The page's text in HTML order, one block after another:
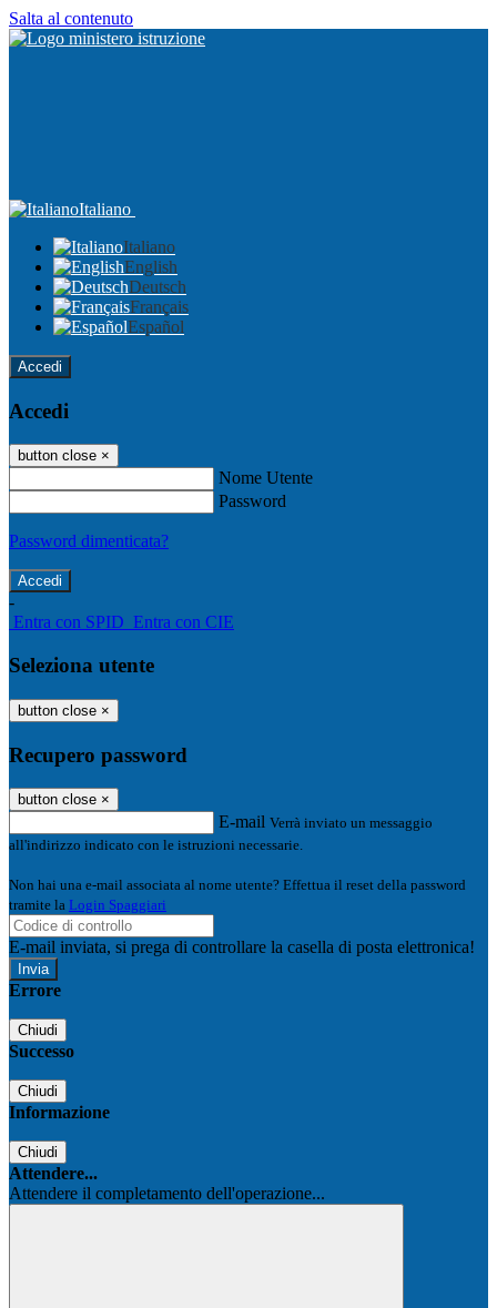
Salta al contenuto
Italiano
Italiano
English
Deutsch
Français
Español
Accedi
Accedi
button close ×
Nome Utente
Password
Password dimenticata?
-
Entra con SPID Entra con CIE
Seleziona utente
button close ×
Recupero password
button close ×
E-mail Verrà inviato un messaggio
all'indirizzo indicato con le istruzioni necessarie.
Non hai una e-mail associata al nome utente? Effettua il reset della password
tramite la Login Spaggiari
E-mail inviata, si prega di controllare la casella di posta elettronica!
Errore
Chiudi
Successo
Chiudi
Informazione
Chiudi
Attendere...
Attendere il completamento dell'operazione...